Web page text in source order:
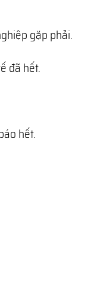
gặp phải.
đã hết.
hết.